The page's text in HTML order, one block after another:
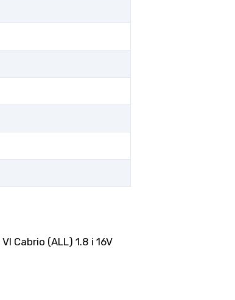
Cabrio (ALL) 1.8 i 16V